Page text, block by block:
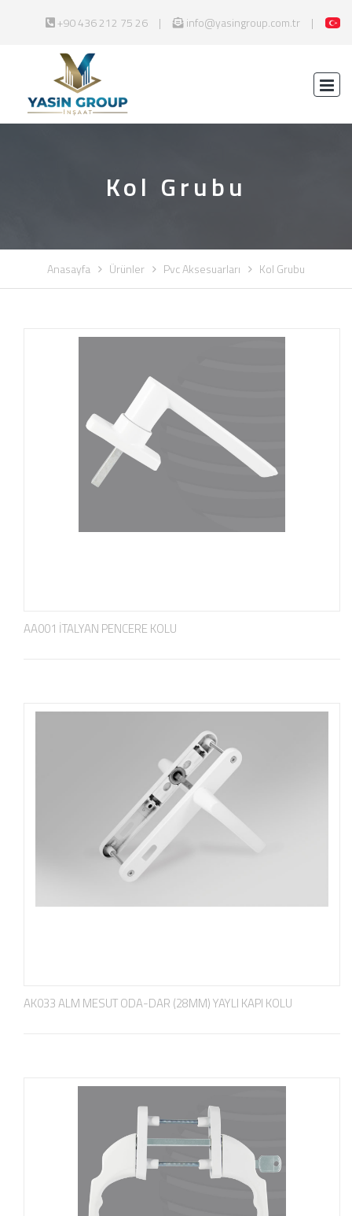
+90 436 212 75 26 info@yasingroup.com.tr
Kol Grubu
Anasayfa Ürünler Pvc Aksesuarları Kol Grubu
AA001 İTALYAN PENCERE KOLU
AK033 ALM MESUT ODA-DAR (28MM) YAYLI KAPI KOLU